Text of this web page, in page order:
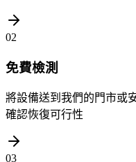
02
免費檢測
將設備送到我們的門市或
確認恢復可行性
03